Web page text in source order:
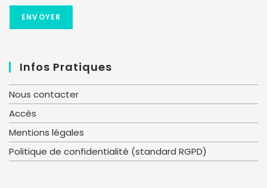
ENVOYER
Infos Pratiques
Nous contacter
Accès
Mentions légales
Politique de confidentialité (standard RGPD)